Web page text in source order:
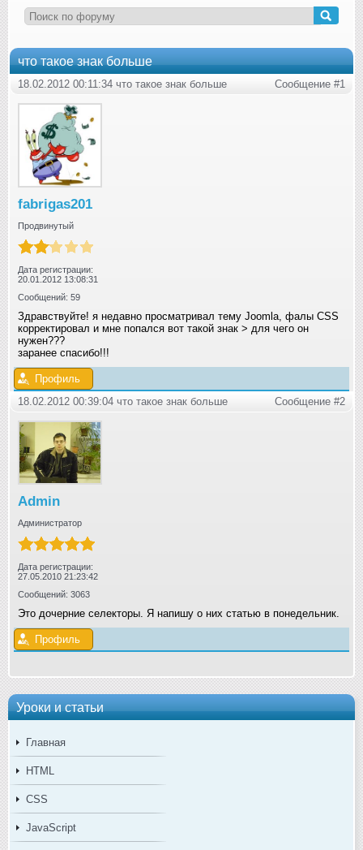
Уроки и статьи
Главная
HTML
CSS
JavaScript
что такое знак больше
18.02.2012 00:11:34 что такое знак больше Сообщение #1
fabrigas201
Продвинутый
Дата регистрации:
20.01.2012 13:08:31
Сообщений: 59
Здравствуйте! я недавно просматривал тему Joomla, фалы CSS
корректировал и мне попался вот такой знак > для чего он
нужен???
заранее спасибо!!!
Профиль
18.02.2012 00:39:04 что такое знак больше
Сообщение #2
Admin
Администратор
Дата регистрации:
27.05.2010 21:23:42
Сообщений: 3063
Это дочерние селекторы. Я напишу о них статью в понедельник.
Профиль